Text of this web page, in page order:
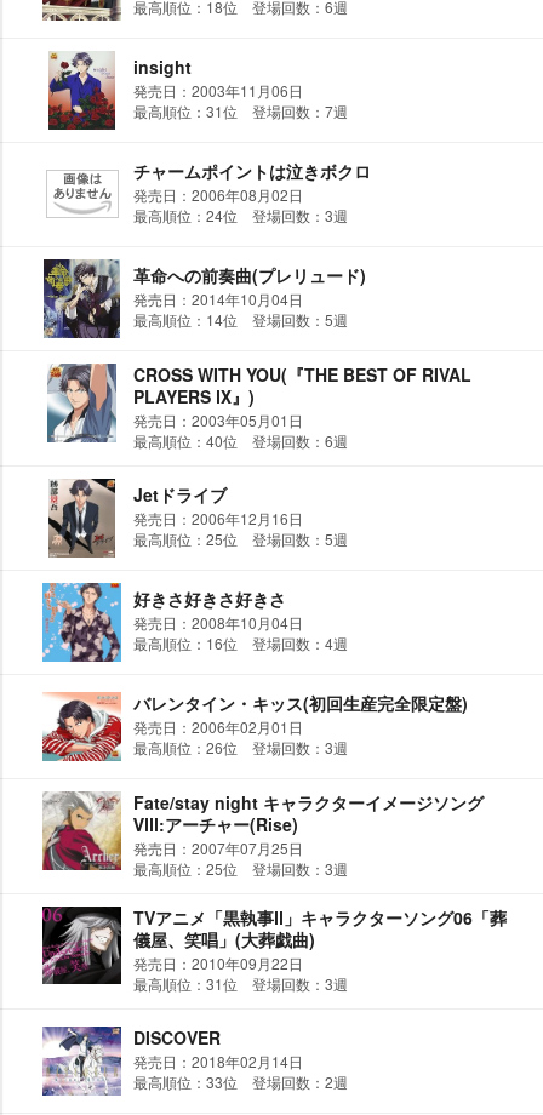
最高順位：18位 登場回数：6週
insight
発売日：2003年11月06日
最高順位：31位 登場回数：7週
チャームポイントは泣きボクロ
発売日：2006年08月02日
最高順位：24位 登場回数：3週
革命への前奏曲(プレリュード)
発売日：2014年10月04日
最高順位：14位 登場回数：5週
CROSS WITH YOU(『THE BEST OF RIVAL
PLAYERS Ⅸ』)
発売日：2003年05月01日
最高順位：40位 登場回数：6週
Jetドライブ
発売日：2006年12月16日
最高順位：25位 登場回数：5週
好きさ好きさ好きさ
発売日：2008年10月04日
最高順位：16位 登場回数：4週
バレンタイン・キッス(初回生産完全限定盤)
発売日：2006年02月01日
最高順位：26位 登場回数：3週
Fate/stay night キャラクターイメージソング
Ⅷ:アーチャー(Rise)
発売日：2007年07月25日
最高順位：25位 登場回数：3週
TVアニメ「黒執事Ⅱ」キャラクターソング06「葬
儀屋、笑唱」(大葬戯曲)
発売日：2010年09月22日
最高順位：31位 登場回数：3週
DISCOVER
発売日：2018年02月14日
最高順位：33位 登場回数：2週